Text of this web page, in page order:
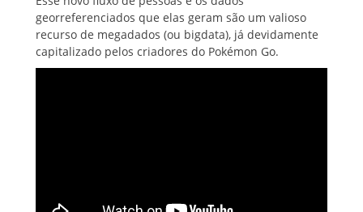
georreferenciados que elas geram são um valioso
recurso de megadados (ou bigdata), já devidamente
capitalizado pelos criadores do Pokémon Go.